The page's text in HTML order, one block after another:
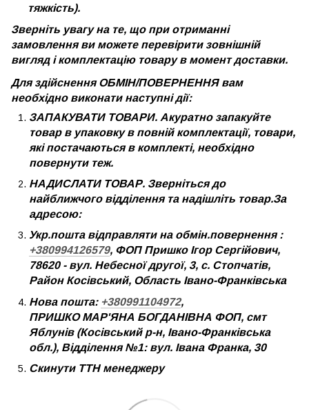
тяжкість).
Зверніть увагу на те, що при отриманні
замовлення ви можете перевірити зовнішній
вигляд і комплектацію товару в момент доставки.
Для здійснення ОБМІН/ПОВЕРНЕННЯ вам
необхідно виконати наступні дії:
ЗАПАКУВАТИ ТОВАРИ. Акуратно запакуйте
товар в упаковку в повній комплектації, товари,
які постачаються в комплекті, необхідно
повернути теж.
НАДИСЛАТИ ТОВАР. Зверніться до
найближчого відділення та надішліть товар.За
адресою:
Укр.пошта відправляти на обмін.повернення :
+380994126579, ФОП Пришко Ігор Сергійович,
78620 - вул. Небесної другої, 3, с. Стопчатів,
Район Косівський, Область Івано-Франківська
Нова пошта: +380991104972,
ПРИШКО МАР'ЯНА БОГДАНІВНА ФОП, смт
Яблунів (Косівський р-н, Івано-Франківська
обл.), Відділення №1: вул. Івана Франка, 30
Скинути ТТН менеджеру